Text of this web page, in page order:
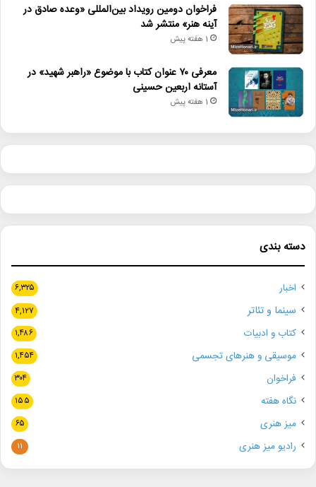
فراخوان دومین رویداد بین‌المللی «وعده صادق در
آینه هنر» منتشر شد
1 هفته پیش
معرفی ۷۰ عنوان کتاب با موضوع «راهبر شهید» در
آستانه اربعین حسینی
1 هفته پیش
دسته بندی
اخبار ۶,۳۲۵
سینما و تئاتر ۴,۱۲۷
کتاب و ادبیات ۱,۴۸۶
موسیقی و هنرهای تجسمی ۱,۴۵۴
فراخوان ۳۰۴
نگاه هفته ۱۵۵
میز هنری ۶۵
رادیو میز هنری ۱۱